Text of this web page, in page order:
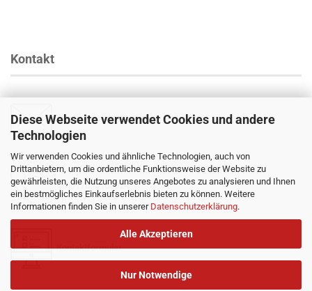
Diese Webseite verwendet Cookies und andere
Technologien
Wir verwenden Cookies und ähnliche Technologien, auch von
Drittanbietern, um die ordentliche Funktionsweise der Website zu
gewährleisten, die Nutzung unseres Angebotes zu analysieren und Ihnen
ein bestmögliches Einkaufserlebnis bieten zu können. Weitere
Informationen finden Sie in unserer Datenschutzerklärung.
Alle Akzeptieren
Nur Notwendige
Kontakt
Email: info@profender-shocks.com
+4917630168024
Kontaktformular